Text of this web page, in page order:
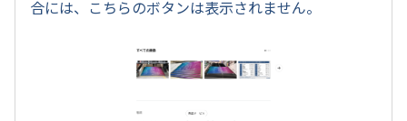
合には、こちらのボタンは表示されません。